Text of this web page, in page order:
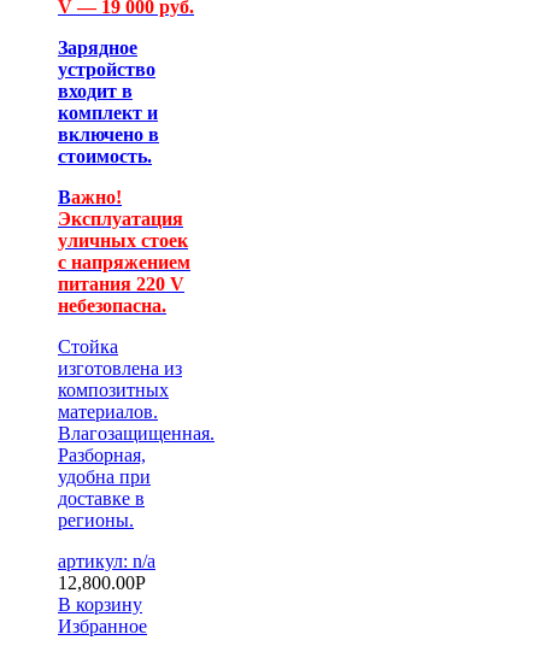
V — 19 000 руб.
Зарядное
устройство
входит в
комплект и
включено в
стоимость.
Важно!
Эксплуатация
уличных стоек
с напряжением
питания 220 V
небезопасна.
Стойка
изготовлена из
композитных
материалов.
Влагозащищенная.
Разборная,
удобна при
доставке в
регионы.
артикул: n/a
12,800.00Р
В корзину
Избранное